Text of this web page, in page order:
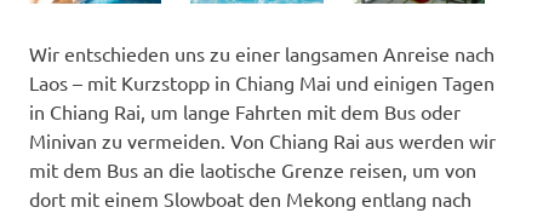
Wir entschieden uns zu einer langsamen Anreise nach
Laos – mit Kurzstopp in Chiang Mai und einigen Tagen
in Chiang Rai, um lange Fahrten mit dem Bus oder
Minivan zu vermeiden. Von Chiang Rai aus werden wir
mit dem Bus an die laotische Grenze reisen, um von
dort mit einem Slowboat den Mekong entlang nach